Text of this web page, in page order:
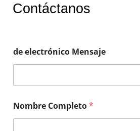
Contáctanos
de electrónico Mensaje
Nombre Completo*